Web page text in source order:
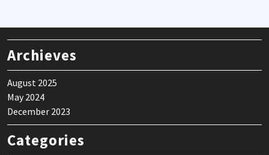
Archieves
August 2025
May 2024
December 2023
Categories